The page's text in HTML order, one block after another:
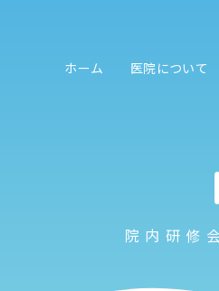
ホーム 医院について
院内研修